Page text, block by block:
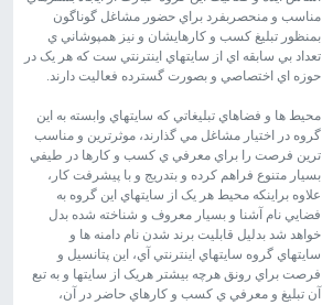
مناسب و منحصربفرد براي حضور مشاغل گوناگون
بمنظور تبليغ کسب و کارهايشان و نيز همپوشاني ي
تعداد بي سابقه اي از سايتهاي اينترنتي ست که هر يک در
حوزه اي اختصاصي و بصورت گسترده فعاليت دارند.
محيط ها و فضاهاي تبليغاتي که سايتهاي وابسته به اين
گروه در اختيار مشاغل مي گذارند، موثرترين و مناسب
ترين فرصت را براي معرفي ي کسب و کارها در طيفي
بسيار متنوع فراهم کرده و بتدريج و با پيشرفت کار،
علاوه براينکه محيط هر يک از سايتهاي اين گروه به
فضايي نام آشنا و بسيار معروف و شناخته شده بدل
خواهد شد بدليل قابليت برند شدن نام دامنه ها و
سايتهاي گروه سايتهاي اينترنتي آي، اين پتانسيل و
فرصت براي رونق هرچه بيشتر هريک از سايتها و به تبع
آن تبليغ و معرفي ي کسب و کارهاي حاضر در آن،